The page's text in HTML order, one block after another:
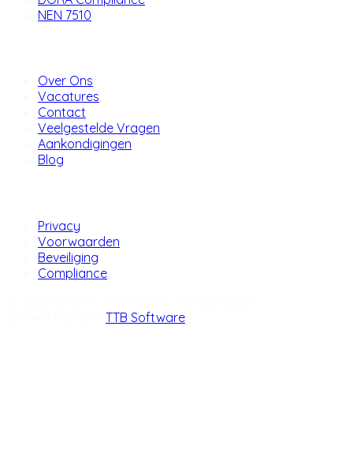
NEN 7510
Over Ons
Vacatures
Contact
Veelgestelde Vragen
Aankondigingen
Blog
Privacy
Voorwaarden
Beveiliging
Compliance
TTB Software